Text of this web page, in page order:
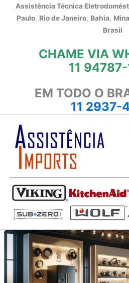
Assistência Técnica
Paulo, Rio de Janeiro, Bahia,
Brasil
CHAME VIA
11
EM TODO O
11 2937-